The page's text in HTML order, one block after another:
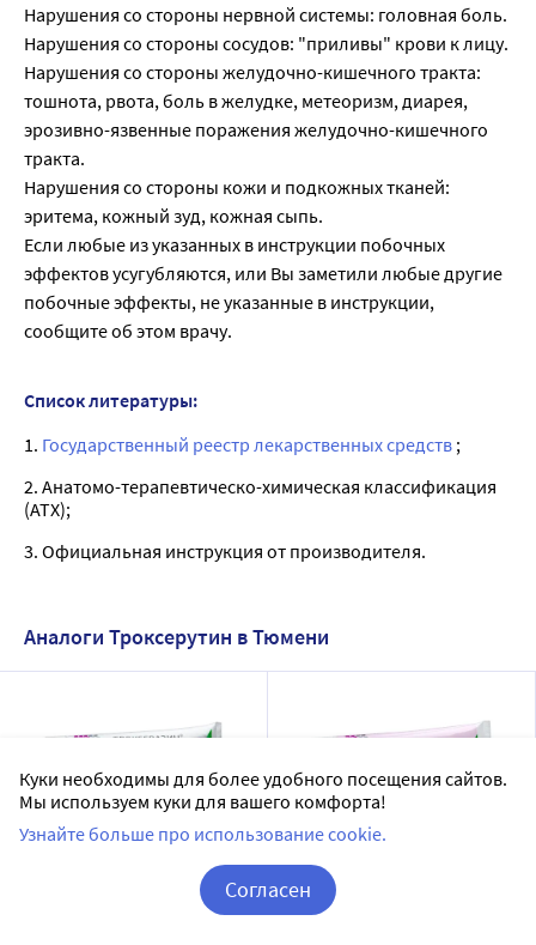
Нарушения со стороны нервной системы: головная боль.
Нарушения со стороны сосудов: "приливы" крови к лицу.
Нарушения со стороны желудочно-кишечного тракта:
тошнота, рвота, боль в желудке, метеоризм, диарея,
эрозивно-язвенные поражения желудочно-кишечного
тракта.
Нарушения со стороны кожи и подкожных тканей:
эритема, кожный зуд, кожная сыпь.
Если любые из указанных в инструкции побочных
эффектов усугубляются, или Вы заметили любые другие
побочные эффекты, не указанные в инструкции,
сообщите об этом врачу.
Список литературы:
1. Государственный реестр лекарственных средств ;
2. Анатомо-терапевтическо-химическая классификация
(ATX);
3. Официальная инструкция от производителя.
Аналоги Троксерутин в Тюмени
Троксевазин 2% гель для
Троксевазин нео гель для
Куки необходимы для более удобного посещения сайтов.
Мы используем куки для вашего комфорта!
Узнайте больше про использование cookie.
Согласен